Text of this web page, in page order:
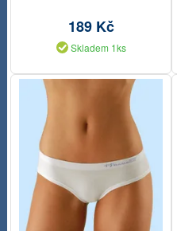
189 Kč
Skladem 1ks